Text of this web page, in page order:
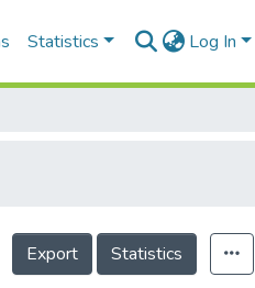
Statistics Log In
Export Statistics